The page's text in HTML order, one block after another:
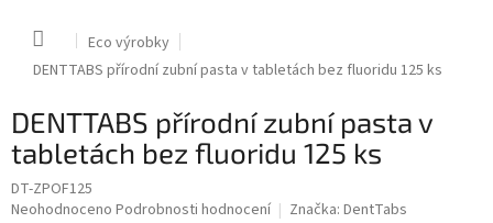
Domů
Eco výrobky
DENTTABS přírodní zubní pasta v tabletách bez fluoridu 125 ks
DENTTABS přírodní zubní pasta v
tabletách bez fluoridu 125 ks
DT-ZPOF125
Průměrné
Neohodnoceno Podrobnosti hodnocení Značka: DentTabs